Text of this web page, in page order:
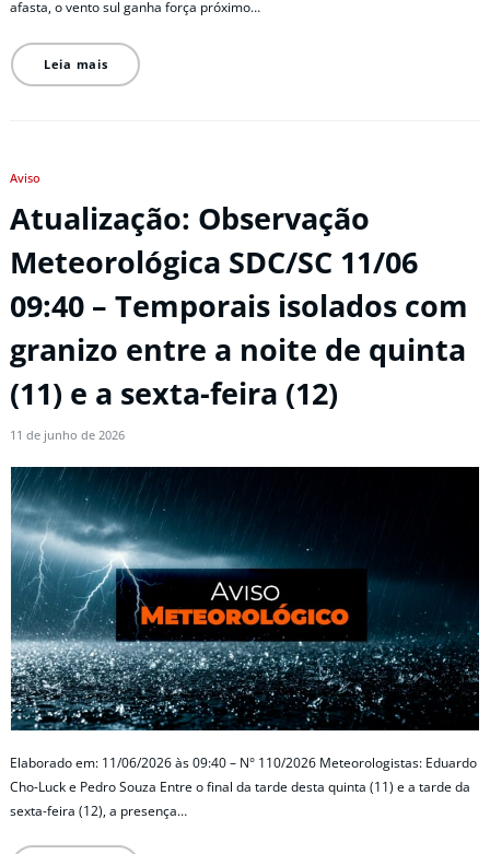
afasta, o vento sul ganha força próximo…
Leia mais
Aviso
Atualização: Observação
Meteorológica SDC/SC 11/06
09:40 – Temporais isolados com
granizo entre a noite de quinta
(11) e a sexta-feira (12)
11 de junho de 2026
Elaborado em: 11/06/2026 às 09:40 – N° 110/2026 Meteorologistas: Eduardo
Cho-Luck e Pedro Souza Entre o final da tarde desta quinta (11) e a tarde da
sexta-feira (12), a presença…